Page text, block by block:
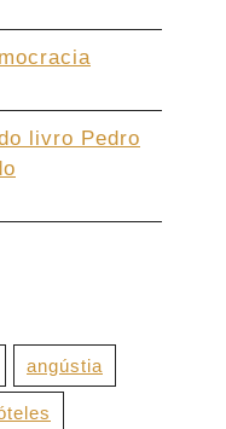
livro Pedro
angústia